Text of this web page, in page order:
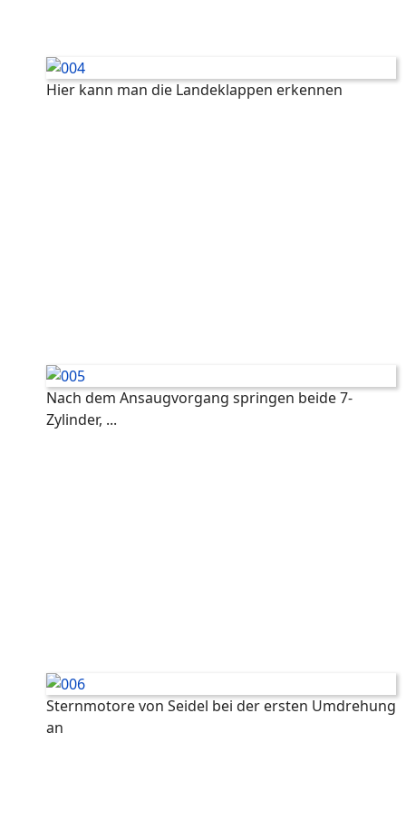
Hier kann man die Landeklappen erkennen
Nach dem Ansaugvorgang springen beide 7-
Zylinder, ...
Sternmotore von Seidel bei der ersten Umdrehung
an